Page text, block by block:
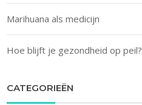
Marihuana als medicijn
Hoe blijft je gezondheid op peil?
CATEGORIEËN